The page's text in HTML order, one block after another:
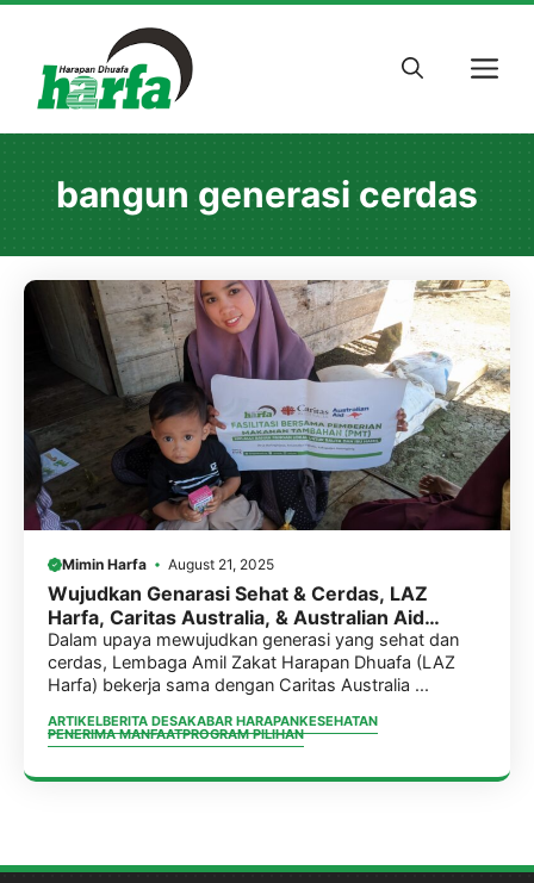
content
bangun generasi cerdas
Mimin Harfa August 21, 2025
Wujudkan Genarasi Sehat & Cerdas, LAZ
Harfa, Caritas Australia, & Australian Aid
Konsisten Berikan Makanan Tambahan untuk
anak-anak di 10 Desa Selama 1 Tahun
Dalam upaya mewujudkan generasi yang sehat dan
cerdas, Lembaga Amil Zakat Harapan Dhuafa (LAZ
Harfa) bekerja sama dengan Caritas Australia ...
ARTIKELBERITA DESAKABAR HARAPANKESEHATAN
PENERIMA MANFAATPROGRAM PILIHAN